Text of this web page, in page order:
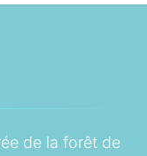
de la forêt de